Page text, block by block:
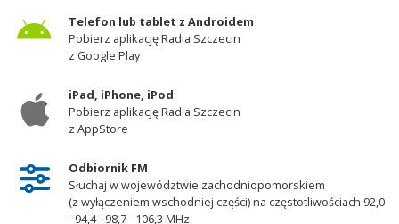
Telefon lub tablet z Androidem
Pobierz aplikację Radia Szczecin
z Google Play
iPad, iPhone, iPod
Pobierz aplikację Radia Szczecin
z AppStore
Odbiornik FM
Słuchaj w województwie zachodniopomorskiem
(z wyłączeniem wschodniej części) na częstotliwościach 92,0
- 94,4 - 98,7 - 106,3 MHz